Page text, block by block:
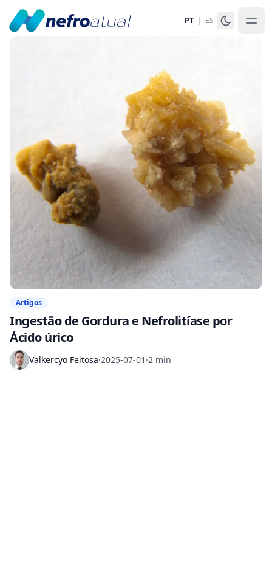
PT | ES
Artigos
Ingestão de Gordura e Nefrolitíase por
Ácido úrico
Valkercyo Feitosa·2025-07-01 ·2 min